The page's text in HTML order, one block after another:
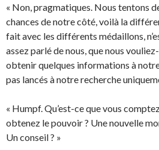
« Non, pragmatiques. Nous tentons
chances de notre côté, voilà la
fait avec les différents médaillons,
assez parlé de nous, que nous
obtenir quelques informations à
pas lancés à notre recherche
« Humpf. Qu’est-ce que vous
obtenez le pouvoir ? Une nouvelle
Un conseil ? »